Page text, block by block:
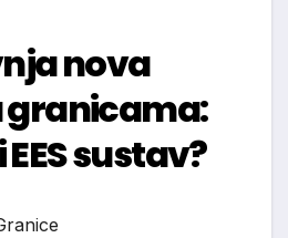
nova
granicama:
sustav?